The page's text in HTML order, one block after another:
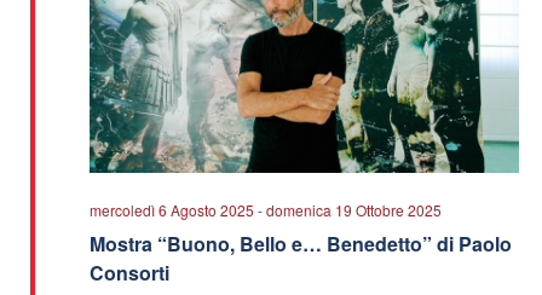
mercoledì 6 Agosto 2025 -domenica 19 Ottobre 2025
Mostra “Buono, Bello e… Benedetto” di Paolo
Consorti